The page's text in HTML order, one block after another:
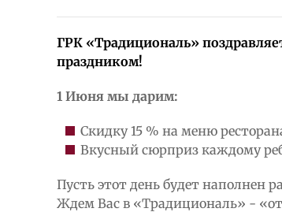
ГРК «Традициональ»
праздником!
1 Июня мы дарим:
Скидку 15 % на меню
Вкусный сюрприз каждому
Пусть этот день будет наполнен
Ждем Вас в «Традициональ» -